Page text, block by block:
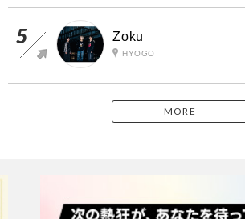
Zoku
HYOGO
MORE